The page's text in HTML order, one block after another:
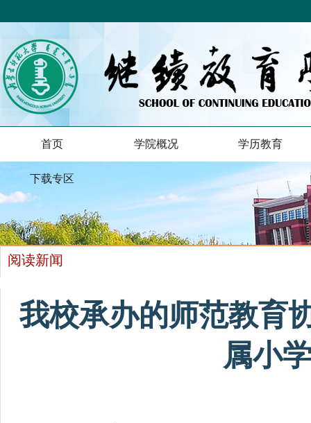
首页 学院概况 学历教育
下载专区
阅读新闻
我校承办的师范教育
属小